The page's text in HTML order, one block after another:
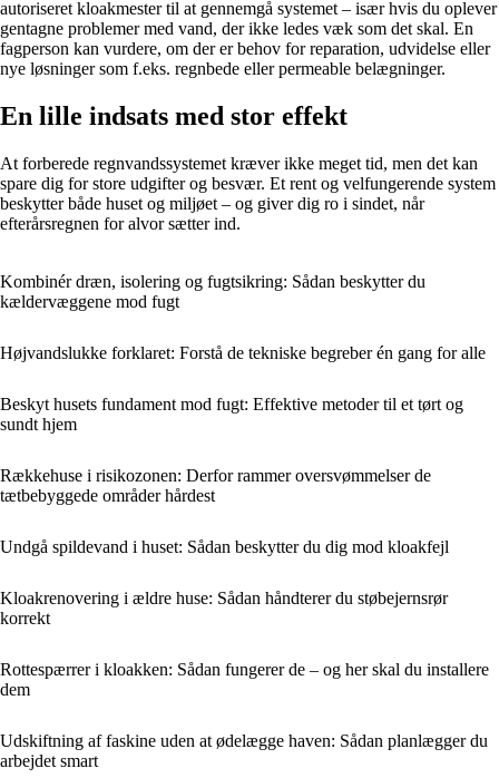
autoriseret kloakmester til at gennemgå systemet – især hvis du oplever
gentagne problemer med vand, der ikke ledes væk som det skal. En
fagperson kan vurdere, om der er behov for reparation, udvidelse eller
nye løsninger som f.eks. regnbede eller permeable belægninger.
En lille indsats med stor effekt
At forberede regnvandssystemet kræver ikke meget tid, men det kan
spare dig for store udgifter og besvær. Et rent og velfungerende system
beskytter både huset og miljøet – og giver dig ro i sindet, når
efterårsregnen for alvor sætter ind.
Kombinér dræn, isolering og fugtsikring: Sådan beskytter du
kældervæggene mod fugt
Højvandslukke forklaret: Forstå de tekniske begreber én gang for alle
Beskyt husets fundament mod fugt: Effektive metoder til et tørt og
sundt hjem
Rækkehuse i risikozonen: Derfor rammer oversvømmelser de
tætbebyggede områder hårdest
Undgå spildevand i huset: Sådan beskytter du dig mod kloakfejl
Kloakrenovering i ældre huse: Sådan håndterer du støbejernsrør
korrekt
Rottespærrer i kloakken: Sådan fungerer de – og her skal du installere
dem
Udskiftning af faskine uden at ødelægge haven: Sådan planlægger du
arbejdet smart